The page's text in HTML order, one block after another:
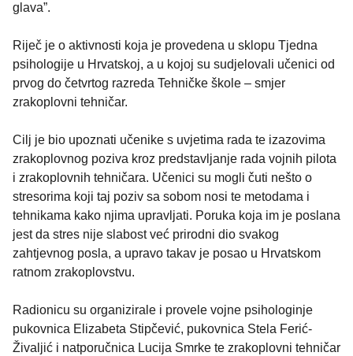
glava”.
Riječ je o aktivnosti koja je provedena u sklopu Tjedna
psihologije u Hrvatskoj, a u kojoj su sudjelovali učenici od
prvog do četvrtog razreda Tehničke škole – smjer
zrakoplovni tehničar.
Cilj je bio upoznati učenike s uvjetima rada te izazovima
zrakoplovnog poziva kroz predstavljanje rada vojnih pilota
i zrakoplovnih tehničara. Učenici su mogli čuti nešto o
stresorima koji taj poziv sa sobom nosi te metodama i
tehnikama kako njima upravljati. Poruka koja im je poslana
jest da stres nije slabost već prirodni dio svakog
zahtjevnog posla, a upravo takav je posao u Hrvatskom
ratnom zrakoplovstvu.
Radionicu su organizirale i provele vojne psihologinje
pukovnica Elizabeta Stipčević, pukovnica Stela Ferić-
Živaljić i natporučnica Lucija Smrke te zrakoplovni tehničar